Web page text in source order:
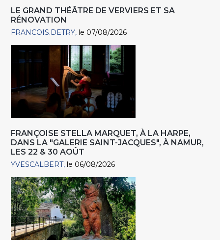
LE GRAND THÉÂTRE DE VERVIERS ET SA
RÉNOVATION
FRANCOIS.DETRY le 07/08/2026
FRANÇOISE STELLA MARQUET, À LA HARPE,
DANS LA "GALERIE SAINT-JACQUES", À NAMUR,
LES 22 & 30 AOÛT
YVESCALBERT le 06/08/2026